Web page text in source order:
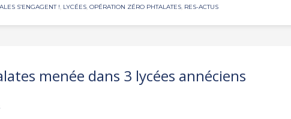
S’ENGAGENT !, LYCÉES, OPÉRATION ZÉRO PHTALATES, RES-ACTUS
menée dans 3 lycées annéciens